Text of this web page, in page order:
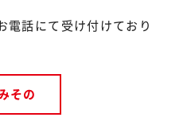
電話にて受け付けており
その